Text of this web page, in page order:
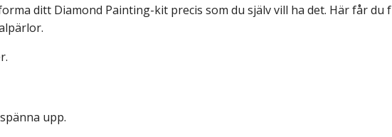
ditt Diamond Painting-kit precis som du själv vill ha det. Här får du
upp.